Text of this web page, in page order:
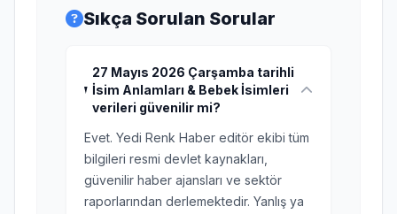
Sıkça Sorulan Sorular
27 Mayıs 2026 Çarşamba tarihli
İsim Anlamları & Bebek İsimleri
verileri güvenilir mi?
Evet. Yedi Renk Haber editör ekibi tüm
bilgileri resmi devlet kaynakları,
güvenilir haber ajansları ve sektör
raporlarından derlemektedir. Yanlış ya